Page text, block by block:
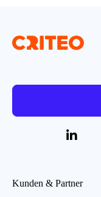
Kunden & Partner